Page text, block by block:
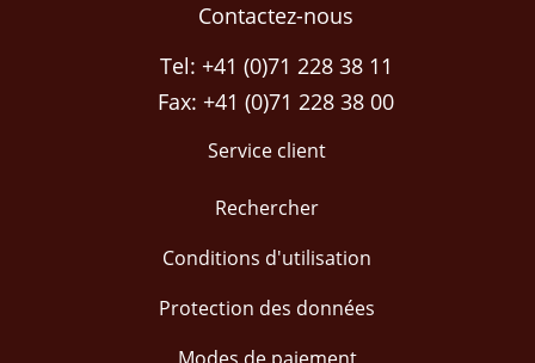
Contactez-nous
Tel: +41 (0)71 228 38 11
Fax: +41 (0)71 228 38 00
Service client
Rechercher
Conditions d'utilisation
Protection des données